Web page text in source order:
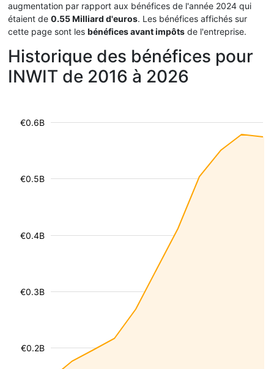
augmentation par rapport aux bénéfices de l'année 2024 qui
étaient de 0.55 Milliard d'euros. Les bénéfices affichés sur
cette page sont les bénéfices avant impôts de l'entreprise.
Historique des bénéfices pour
INWIT de 2016 à 2026
€0.2B
€0.3B
€0.4B
€0.5B
€0.6B